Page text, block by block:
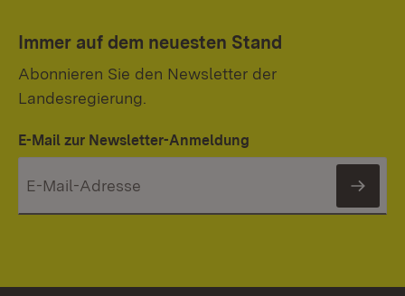
Immer auf dem neuesten Stand
Abonnieren Sie den Newsletter der
Landesregierung.
E-Mail zur Newsletter-Anmeldung